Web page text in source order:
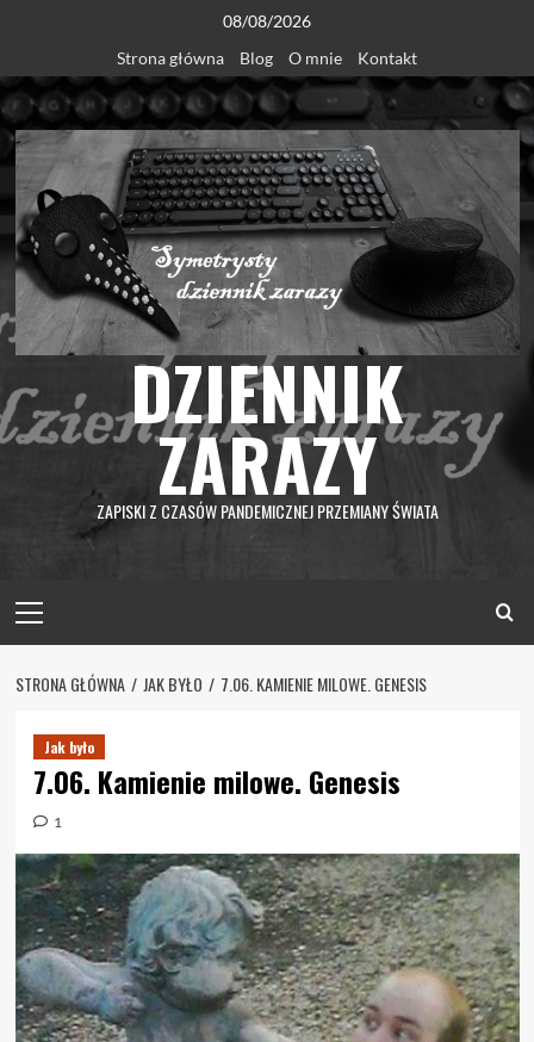
content
08/08/2026
Strona główna
Blog O mnie Kontakt
DZIENNIK
ZARAZY
ZAPISKI Z CZASÓW PANDEMICZNEJ PRZEMIANY ŚWIATA
Menu
STRONA GŁÓWNA JAK BYŁO 7.06. KAMIENIE MILOWE. GENESIS
Jak było
7.06. Kamienie milowe. Genesis
1